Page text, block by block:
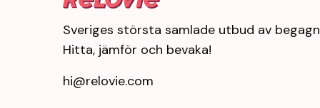
HP
Sveriges största samlade utbud av
Hitta, jämför och bevaka!
hi@relovie.com